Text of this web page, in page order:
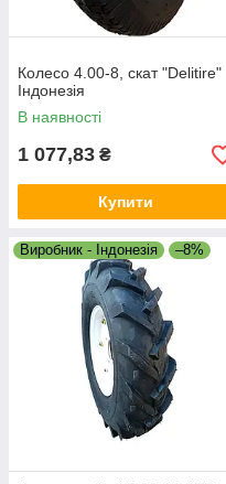
Колесо 4.00-8, скат "Delitire"
Індонезія
В наявності
1 077,83 ₴
Купити
Виробник - Індонезія –8%